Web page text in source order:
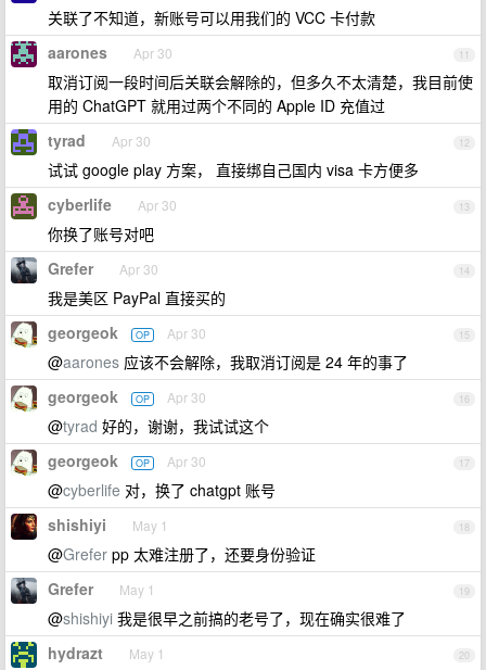
关联了不知道，新账号可以用我们的 VCC 卡付款
11
aarones Apr 30
取消订阅一段时间后关联会解除的，但多久不太清楚，我目前使
用的 ChatGPT 就用过两个不同的 Apple ID 充值过
12
tyrad Apr 30
试试 google play 方案， 直接绑自己国内 visa 卡方便多
13
cyberlife Apr 30
你换了账号对吧
14
Grefer Apr 30
我是美区 PayPal 直接买的
15
georgeok OP Apr 30
@aarones 应该不会解除，我取消订阅是 24 年的事了
16
georgeok OP Apr 30
@tyrad 好的，谢谢，我试试这个
17
georgeok OP Apr 30
@cyberlife 对，换了 chatgpt 账号
18
shishiyi May 1
@Grefer pp 太难注册了，还要身份验证
19
Grefer May 1
@shishiyi 我是很早之前搞的老号了，现在确实很难了
20
hydrazt May 1